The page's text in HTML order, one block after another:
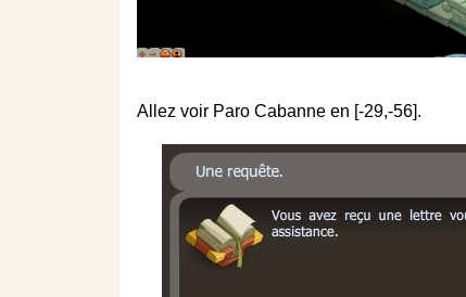
Allez voir Paro Cabanne en [-29,-56].